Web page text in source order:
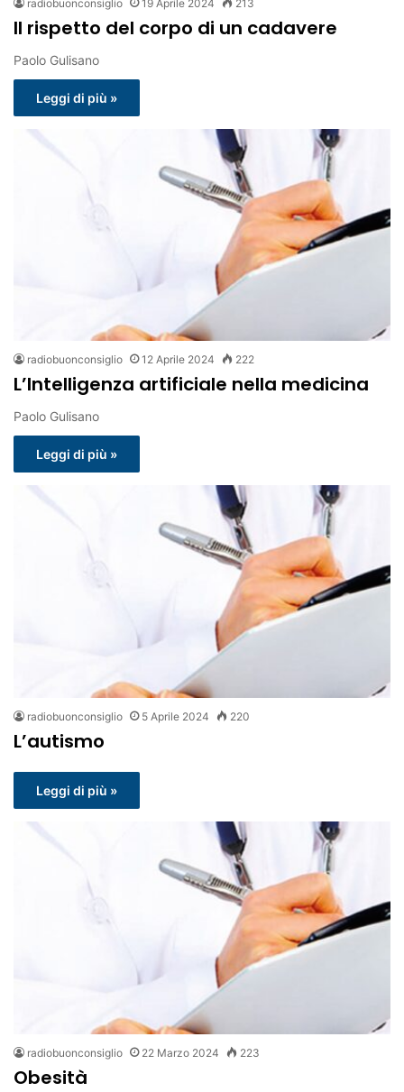
radiobuonconsiglio 19 Aprile 2024 213
Il rispetto del corpo di un cadavere
Paolo Gulisano
Leggi di più »
radiobuonconsiglio 12 Aprile 2024 222
L’Intelligenza artificiale nella medicina
Paolo Gulisano
Leggi di più »
radiobuonconsiglio 5 Aprile 2024 220
L’autismo
Leggi di più »
radiobuonconsiglio 22 Marzo 2024 223
Obesità